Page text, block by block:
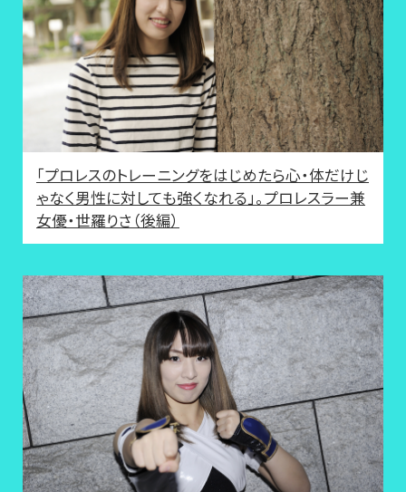
「プロレスのトレーニングをはじめたら心・体だけじ
ゃなく男性に対しても強くなれる」。プロレスラー兼
女優・世羅りさ（後編）